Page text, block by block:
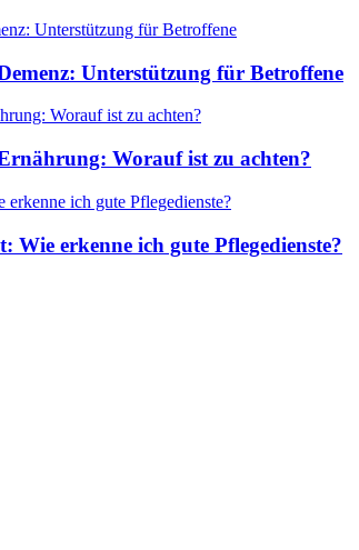
Unterstützung für Betroffene
Worauf ist zu achten?
Wie erkenne ich gute Pflegedienste?